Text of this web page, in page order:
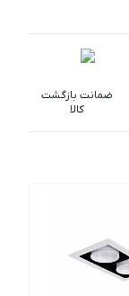
ضمانت بازگشت
کالا